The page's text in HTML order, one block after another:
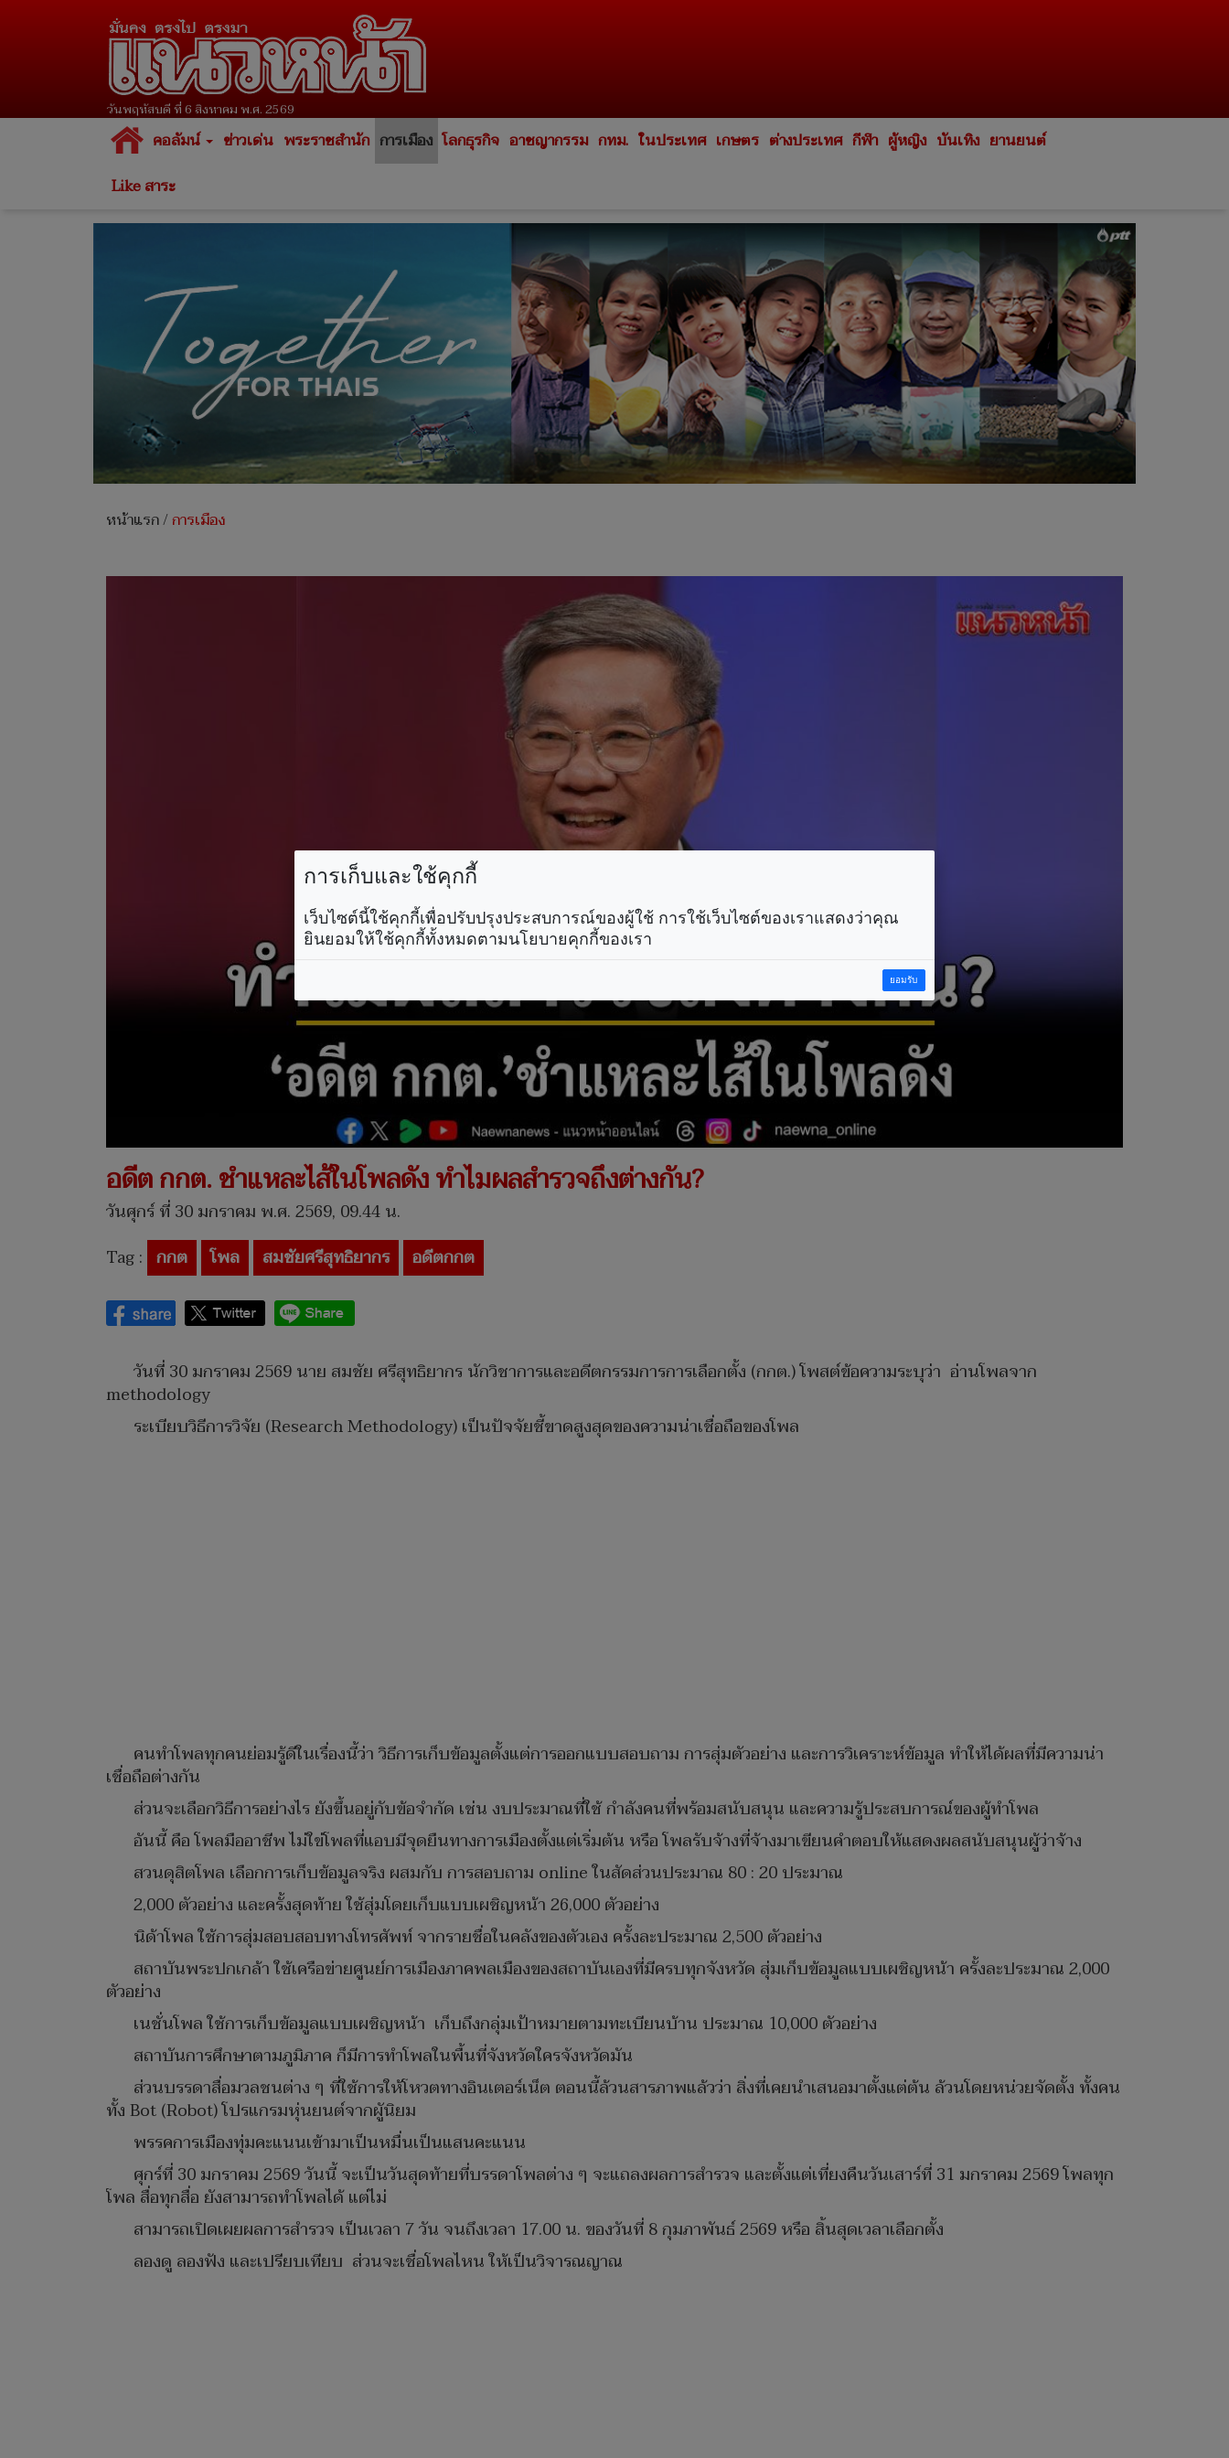
วันพฤหัสบดี ที่ 6 สิงหาคม พ.ศ. 2569
คอลัมน์ ข่าวเด่น พระราชสำนัก การเมือง โลกธุรกิจ อาชญากรรม กทม. ในประเทศ เกษตร ต่างประเทศ กีฬา ผู้หญิง บันเทิง ยานยนต์
Like สาระ
หน้าแรก/การเมือง
อดีต กกต. ชำแหละไส้ในโพลดัง ทำไมผลสำรวจถึงต่างกัน?
วันศุกร์ ที่ 30 มกราคม พ.ศ. 2569, 09.44 น.
Tag : กกต โพล สมชัยศรีสุทธิยากร อดีตกกต
วันที่ 30 มกราคม 2569 นาย สมชัย ศรีสุทธิยากร นักวิชาการและอดีตกรรมการการเลือกตั้ง (กกต.) โพสต์ข้อความระบุว่า อ่านโพลจาก
methodology
ระเบียบวิธีการวิจัย (Research Methodology) เป็นปัจจัยชี้ขาดสูงสุดของความน่าเชื่อถือของโพล
คนทำโพลทุกคนย่อมรู้ดีในเรื่องนี้ว่า วิธีการเก็บข้อมูลตั้งแต่การออกแบบสอบถาม การสุ่มตัวอย่าง และการวิเคราะห์ข้อมูล ทำให้ได้ผลที่มีความน่า
เชื่อถือต่างกัน
ส่วนจะเลือกวิธีการอย่างไร ยังขึ้นอยู่กับข้อจำกัด เช่น งบประมาณที่ใช้ กำลังคนที่พร้อมสนับสนุน และความรู้ประสบการณ์ของผู้ทำโพล
อันนี้ คือ โพลมืออาชีพ ไม่ใข่โพลที่แอบมีจุดยืนทางการเมืองตั้งแต่เริ่มต้น หรือ โพลรับจ้างที่จ้างมาเขียนคำตอบให้แสดงผลสนับสนุนผู้ว่าจ้าง
สวนดุสิตโพล เลือกการเก็บข้อมูลจริง ผสมกับ การสอบถาม online ในสัดส่วนประมาณ 80 : 20 ประมาณ
2,000 ตัวอย่าง และครั้งสุดท้าย ใช้สุ่มโดยเก็บแบบเผชิญหน้า 26,000 ตัวอย่าง
นิด้าโพล ใช้การสุ่มสอบสอบทางโทรศัพท์ จากรายชื่อในคลังของตัวเอง ครั้งละประมาณ 2,500 ตัวอย่าง
สถาบันพระปกเกล้า ใช้เครือข่ายศูนย์การเมืองภาคพลเมืองของสถาบันเองที่มีครบทุกจังหวัด สุ่มเก็บข้อมูลแบบเผชิญหน้า ครั้งละประมาณ 2,000
ตัวอย่าง
เนชั่นโพล ใช้การเก็บข้อมูลแบบเผชิญหน้า เก็บถึงกลุ่มเป้าหมายตามทะเบียนบ้าน ประมาณ 10,000 ตัวอย่าง
สถาบันการศึกษาตามภูมิภาค ก็มีการทำโพลในพื้นที่จังหวัดใครจังหวัดมัน
ส่วนบรรดาสื่อมวลชนต่าง ๆ ที่ใช้การให้โหวตทางอินเตอร์เน็ต ตอนนี้ล้วนสารภาพแล้วว่า สิ่งที่เคยนำเสนอมาตั้งแต่ต้น ล้วนโดยหน่วยจัดตั้ง ทั้งคน
ทั้ง Bot (Robot) โปรแกรมหุ่นยนต์จากผูันิยม
พรรคการเมืองทุ่มคะแนนเข้ามาเป็นหมื่นเป็นแสนคะแนน
ศุกร์ที่ 30 มกราคม 2569 วันนี้ จะเป็นวันสุดท้ายที่บรรดาโพลต่าง ๆ จะแถลงผลการสำรวจ และตั้งแต่เที่ยงคืนวันเสาร์ที่ 31 มกราคม 2569 โพลทุก
โพล สื่อทุกสื่อ ยังสามารถทำโพลได้ แต่ไม่
สามารถเปิดเผยผลการสำรวจ เป็นเวลา 7 วัน จนถึงเวลา 17.00 น. ของวันที่ 8 กุมภาพันธ์ 2569 หรือ สิ้นสุดเวลาเลือกตั้ง
ลองดู ลองฟัง และเปรียบเทียบ ส่วนจะเชื่อโพลไหน ให้เป็นวิจารณญาณ
การเก็บและใช้คุกกี้
เว็บไซต์นี้ใช้คุกกี้เพื่อปรับปรุงประสบการณ์ของผู้ใช้ การใช้เว็บไซต์ของเราแสดงว่าคุณ
ยินยอมให้ใช้คุกกี้ทั้งหมดตามนโยบายคุกกี้ของเรา
ยอมรับ